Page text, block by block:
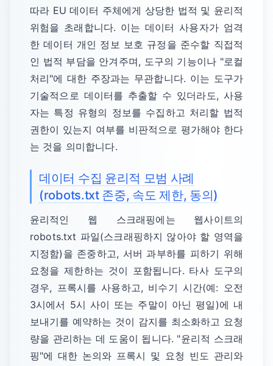
따라 EU 데이터 주체에게 상당한 법적 및 윤리적
위험을 초래합니다. 이는 데이터 사용자가 엄격
한 데이터 개인 정보 보호 규정을 준수할 직접적
인 법적 부담을 안겨주며, 도구의 기능이나 "로컬
처리"에 대한 주장과는 무관합니다. 이는 도구가
기술적으로 데이터를 추출할 수 있더라도, 사용
자는 특정 유형의 정보를 수집하고 처리할 법적
권한이 있는지 여부를 비판적으로 평가해야 한다
는 것을 의미합니다.
데이터 수집 윤리적 모범 사례
(robots.txt 존중, 속도 제한, 동의)
윤리적인 웹 스크래핑에는 웹사이트의
robots.txt 파일(스크래핑하지 않아야 할 영역을
지정함)을 존중하고, 서버 과부하를 피하기 위해
요청을 제한하는 것이 포함됩니다. 타사 도구의
경우, 프록시를 사용하고, 비수기 시간(예: 오전
3시에서 5시 사이 또는 주말이 아닌 평일)에 내
보내기를 예약하는 것이 감지를 최소화하고 요청
량을 관리하는 데 도움이 됩니다. "윤리적 스크래
핑"에 대한 논의와 프록시 및 요청 빈도 관리와